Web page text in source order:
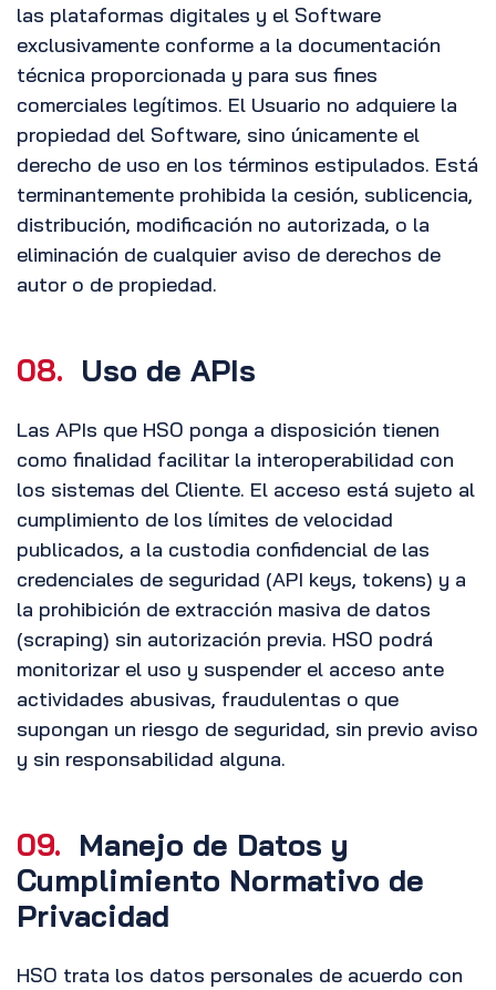
las plataformas digitales y el Software
exclusivamente conforme a la documentación
técnica proporcionada y para sus fines
comerciales legítimos. El Usuario no adquiere la
propiedad del Software, sino únicamente el
derecho de uso en los términos estipulados. Está
terminantemente prohibida la cesión, sublicencia,
distribución, modificación no autorizada, o la
eliminación de cualquier aviso de derechos de
autor o de propiedad.
08. Uso de APIs
Las APIs que HSO ponga a disposición tienen
como finalidad facilitar la interoperabilidad con
los sistemas del Cliente. El acceso está sujeto al
cumplimiento de los límites de velocidad
publicados, a la custodia confidencial de las
credenciales de seguridad (API keys, tokens) y a
la prohibición de extracción masiva de datos
(scraping) sin autorización previa. HSO podrá
monitorizar el uso y suspender el acceso ante
actividades abusivas, fraudulentas o que
supongan un riesgo de seguridad, sin previo aviso
y sin responsabilidad alguna.
09. Manejo de Datos y
Cumplimiento Normativo de
Privacidad
HSO trata los datos personales de acuerdo con